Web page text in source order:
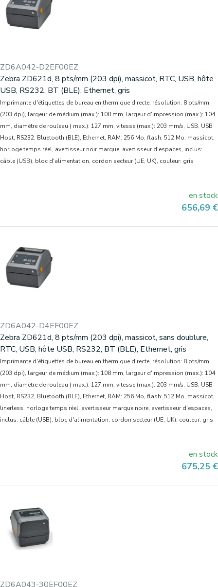
ZD6A042-D2EF00EZ
Zebra ZD621d, 8 pts/mm (203 dpi), massicot, RTC, USB, hôte
USB, RS232, BT (BLE), Ethernet, gris
Imprimante d'étiquettes de bureau en thermique directe, résolution: 8 pts/mm
(203 dpi), largeur de médium (max.): 108 mm, largeur d'impression (max.): 104
mm, diamètre de rouleau ( max.): 127 mm, vitesse (max.): 203 mm/s, USB, USB
Host, RS232, Bluetooth (BLE), Ethernet, RAM: 256 Mo, flash: 512 Mo, massicot,
horloge temps réel, avertisseur noir marque, avertisseur d'espaces, inclus:
câble (USB), bloc d'alimentation, cordon secteur (UE, UK), couleur: gris
en stock
Prix
656,69 €
ZD6A042-D4EF00EZ
Zebra ZD621d, 8 pts/mm (203 dpi), massicot, sans doublure,
RTC, USB, hôte USB, RS232, BT (BLE), Ethernet, gris
Imprimante d'étiquettes de bureau en thermique directe, résolution: 8 pts/mm
(203 dpi), largeur de médium (max.): 108 mm, largeur d'impression (max.): 104
mm, diamètre de rouleau ( max.): 127 mm, vitesse (max.): 203 mm/s, USB, USB
Host, RS232, Bluetooth (BLE), Ethernet, RAM: 256 Mo, flash: 512 Mo, massicot,
linerless, horloge temps réel, avertisseur marque noire, avertisseur d'espaces,
inclus: câble (USB), bloc d'alimentation, cordon secteur (UE, UK), couleur: gris
en stock
Prix
675,25 €
ZD6A043-30EF00EZ